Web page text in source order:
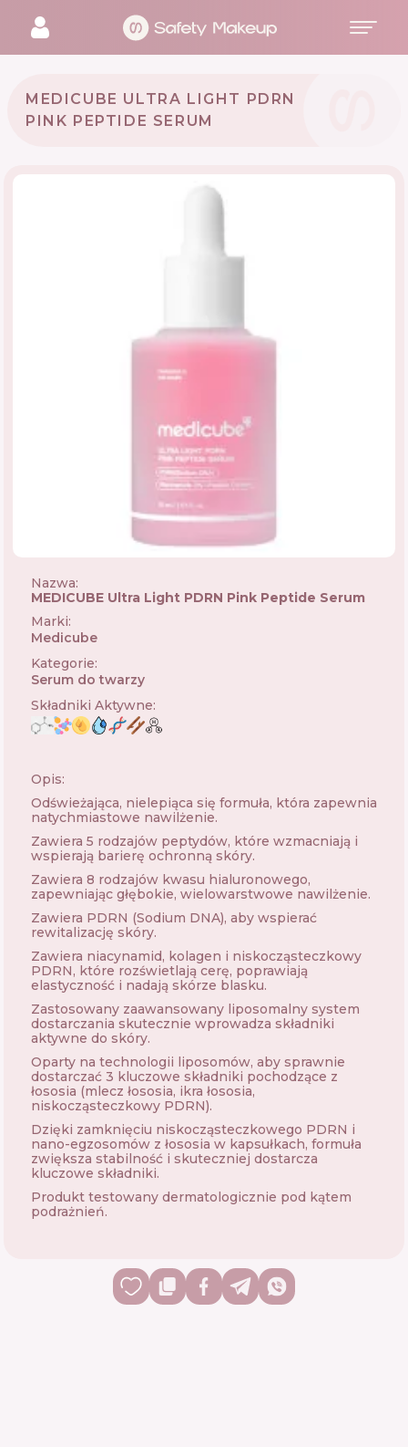
MEDICUBE ULTRA LIGHT PDRN
PINK PEPTIDE SERUM
Nazwa:
MEDICUBE Ultra Light PDRN Pink Peptide Serum
Marki:
Medicube
Kategorie:
Serum do twarzy
Składniki Aktywne:
Opis:
Odświeżająca, nielepiąca się formuła, która zapewnia
natychmiastowe nawilżenie.
Zawiera 5 rodzajów peptydów, które wzmacniają i
wspierają barierę ochronną skóry.
Zawiera 8 rodzajów kwasu hialuronowego,
zapewniając głębokie, wielowarstwowe nawilżenie.
Zawiera PDRN (Sodium DNA), aby wspierać
rewitalizację skóry.
Zawiera niacynamid, kolagen i niskocząsteczkowy
PDRN, które rozświetlają cerę, poprawiają
elastyczność i nadają skórze blasku.
Zastosowany zaawansowany liposomalny system
dostarczania skutecznie wprowadza składniki
aktywne do skóry.
Oparty na technologii liposomów, aby sprawnie
dostarczać 3 kluczowe składniki pochodzące z
łososia (mlecz łososia, ikra łososia,
niskocząsteczkowy PDRN).
Dzięki zamknięciu niskocząsteczkowego PDRN i
nano-egzosomów z łososia w kapsułkach, formuła
zwiększa stabilność i skuteczniej dostarcza
kluczowe składniki.
Produkt testowany dermatologicznie pod kątem
podrażnień.